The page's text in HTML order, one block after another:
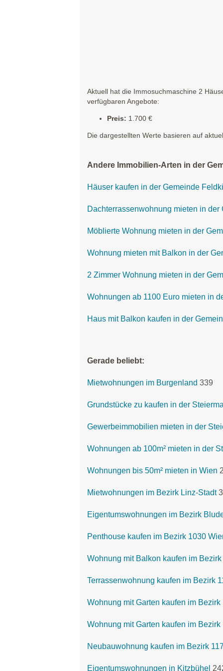
Aktuell hat die Immosuchmaschine 2
verfügbaren Angebote:
Preis: 1.700 €
Die dargestellten Werte basieren auf
Andere Immobilien-Arten in der
Häuser kaufen in der Gemeinde
Dachterrassenwohnung mieten in
Möblierte Wohnung mieten in der
Wohnung mieten mit Balkon in der
2 Zimmer Wohnung mieten in der
Wohnungen ab 1100 Euro mieten in
Haus mit Balkon kaufen in der
Gerade beliebt:
Mietwohnungen im Burgenland 339
Grundstücke zu kaufen in der
Gewerbeimmobilien mieten in der
Wohnungen ab 100m² mieten in der
Wohnungen bis 50m² mieten in Wien
Mietwohnungen im Bezirk Linz-Stadt
Eigentumswohnungen im Bezirk
Penthouse kaufen im Bezirk 1030
Wohnung mit Balkon kaufen im
Terrassenwohnung kaufen im Bezirk
Wohnung mit Garten kaufen im
Wohnung mit Garten kaufen im
Neubauwohnung kaufen im Bezirk
Eigentumswohnungen in Kitzbühel